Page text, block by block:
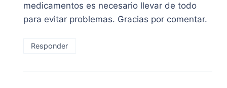
medicamentos es necesario llevar de todo
para evitar problemas. Gracias por comentar.
Responder